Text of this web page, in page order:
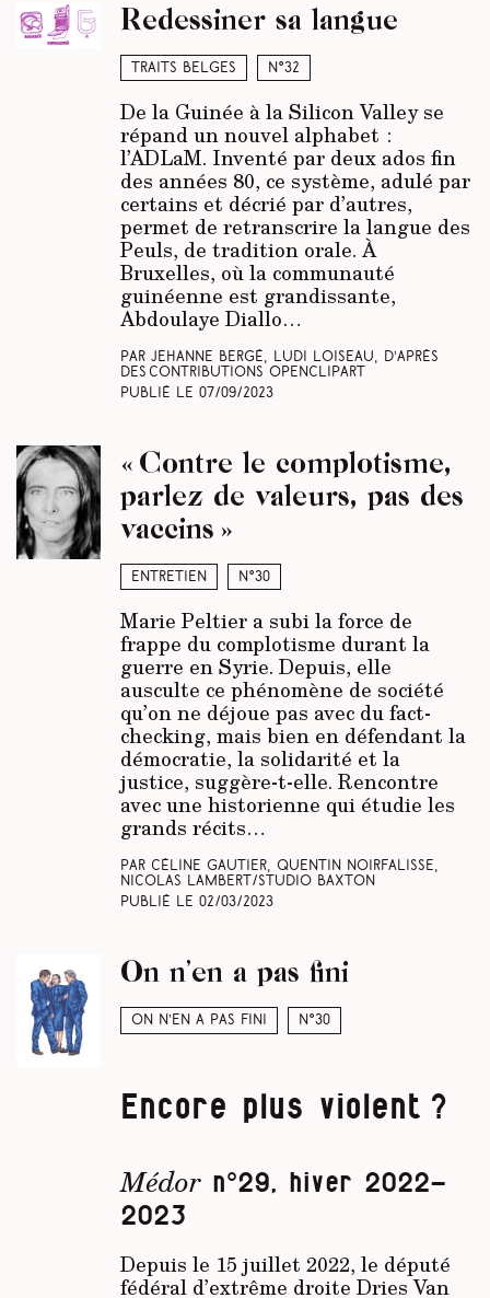
Traits belges N°32
Redessiner sa langue
De la Guinée à la Silicon Valley se
répand un nouvel alphabet :
l’ADLaM. Inventé par deux ados fin
des années 80, ce système, adulé par
certains et décrié par d’autres,
permet de retranscrire la langue des
Peuls, de tradition orale. À
Bruxelles, où la communauté
guinéenne est grandissante,
Abdoulaye Diallo…
Par Jehanne Bergé, Ludi Loiseau, d’après
des contributions Openclipart
Publié le 07/09/2023
Entretien N°30
« Contre le complotisme,
parlez de valeurs, pas des
vaccins »
Marie Peltier a subi la force de
frappe du complotisme durant la
guerre en Syrie. Depuis, elle
ausculte ce phénomène de société
qu’on ne déjoue pas avec du fact-
checking, mais bien en défendant la
démocratie, la solidarité et la
justice, suggère-t-elle. Rencontre
avec une historienne qui étudie les
grands récits…
Par Céline Gautier, Quentin Noirfalisse,
Nicolas Lambert/Studio Baxton
Publié le 02/03/2023
On n’en a pas fini N°30
On n’en a pas fini
Encore plus violent ?
Médorn°29, hiver 2022-
2023
Depuis le 15 juillet 2022, le député
fédéral d’extrême droite Dries Van